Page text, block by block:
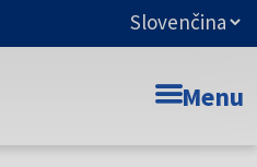
Prešovského
Menu